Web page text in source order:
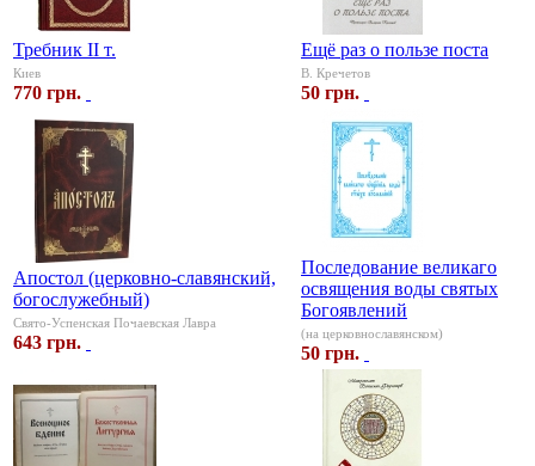
Требник II т.
Киев
770 грн.
Ещё раз о пользе поста
В. Кречетов
50 грн.
Апостол (церковно-славянский,
богослужебный)
Свято-Успенская Почаевская Лавра
643 грн.
Последование великаго
освящения воды святых
Богоявлений
(на церковнославянском)
50 грн.